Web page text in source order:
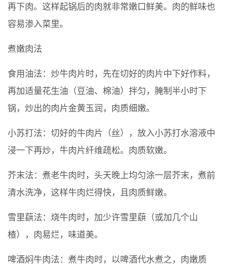
再下肉。这样起锅后的肉就非常嫩口鲜美。肉的鲜味也
容易渗入菜里。
煮嫩肉法
食用油法：炒牛肉片时，先在切好的肉片中下好作料，
再加适量花生油（豆油、棉油）拌匀，腌制半小时下
锅，炒出的肉片金黄玉润，肉质细嫩。
小苏打法：切好的牛肉片（丝），放入小苏打水溶液中
浸一下再炒，牛肉片纤维疏松。肉质软嫩。
芥末法：煮老牛肉时，头天晚上均匀涂一层芥末，煮前
清水洗净，这样牛肉烂得快，且肉质鲜嫩。
雪里蕻法：烧牛肉时，加少许雪里蕻（或加几个山
楂），肉易烂，味道美。
啤酒焖牛肉法：煮牛肉时，以啤酒代水煮之，肉嫩质